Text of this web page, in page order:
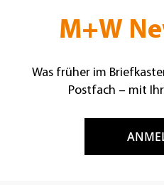
M+W
Was früher im
Postfach – mit